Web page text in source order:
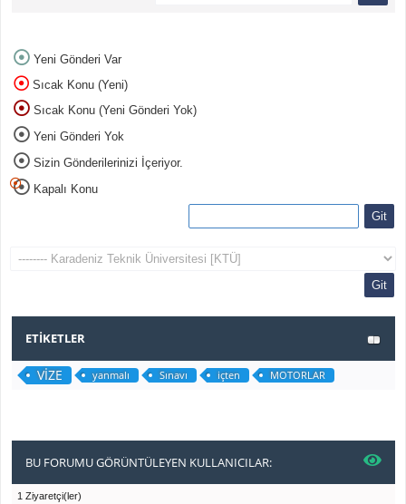
Yeni Gönderi Var
Sıcak Konu (Yeni)
Sıcak Konu (Yeni Gönderi Yok)
Yeni Gönderi Yok
Sizin Gönderilerinizi İçeriyor.
Kapalı Konu
ETIKETLER
VİZE yanmalı Sınavı içten MOTORLAR
BU FORUMU GÖRÜNTÜLEYEN KULLANICILAR:
1 Ziyaretçi(ler)